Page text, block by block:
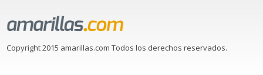
Copyright 2015 amarillas.com Todos los derechos reservados.